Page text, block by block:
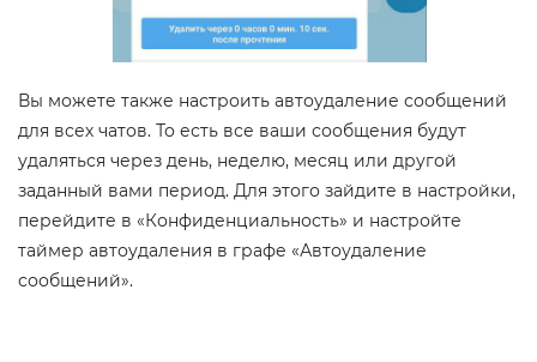
Вы можете также настроить автоудаление сообщений
для всех чатов. То есть все ваши сообщения будут
удаляться через день, неделю, месяц или другой
заданный вами период. Для этого зайдите в настройки,
перейдите в «Конфиденциальность» и настройте
таймер автоудаления в графе «Автоудаление
сообщений».